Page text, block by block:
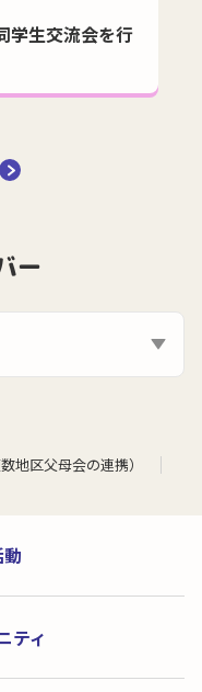
学生交流会を行
ー
地区父母会の連携）
ティ